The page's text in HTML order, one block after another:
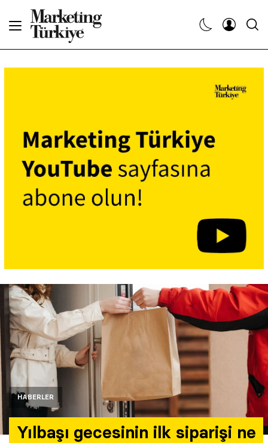
HABERLER
Yılbaşı gecesinin ilk siparişi ne
Dergiler
Etkinlikler
Araştırma